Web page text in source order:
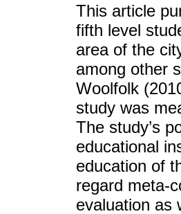
This article
fifth level
area of the
among other
Woolfolk
study was
The study’s
educational
education of
regard meta-
evaluation as